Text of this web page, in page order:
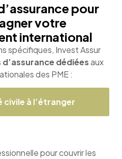
pour
votre
international
spécifiques, Invest Assur
dédiéesaux
des PME :
civile à l’étranger
pour couvrir les